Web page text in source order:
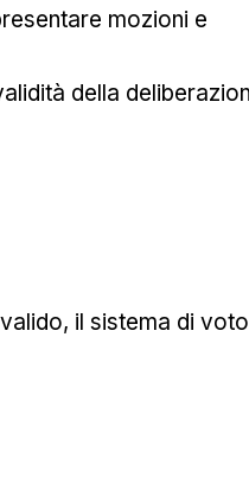
mozioni e
della
il sistema di voto